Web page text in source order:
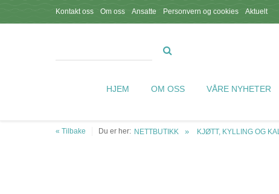
Kontakt oss Om oss Ansatte Personvern og cookies Aktuelt
HJEM OM OSS VÅRE NYHETER
« Tilbake Du er her: NETTBUTIKK KJØTT, KYLLING OG